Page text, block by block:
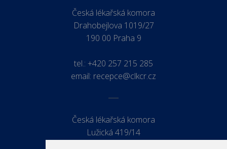
Česká lékařská komora
Drahobejlova 1019/27
190 00 Praha 9
tel.: +420 257 215 285
email: recepce@clkcr.cz
Česká lékařská komora
Lužická 419/14